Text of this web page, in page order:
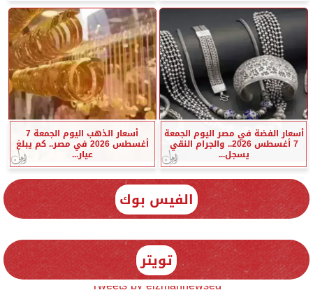
أسعار الفضة في مصر اليوم الجمعة
7 أغسطس 2026.. والجرام النقي
يسجل...
أسعار الذهب اليوم الجمعة 7
أغسطس 2026 في مصر.. كم يبلغ
عيار...
الفيس بوك
تويتر
Tweets by elzmannewseg